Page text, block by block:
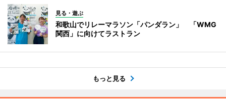
見る・遊ぶ
和歌山でリレーマラソン「パンダラン」 「WMG
関西」に向けてラストラン
もっと見る